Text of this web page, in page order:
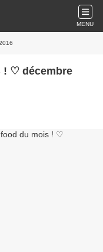
MENU
! ♡ décembre